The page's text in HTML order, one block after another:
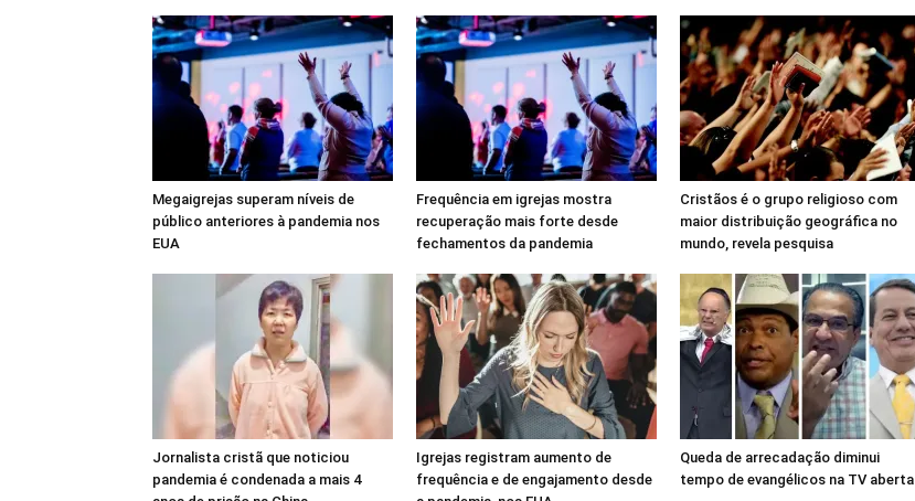
Megaigrejas superam níveis de
público anteriores à pandemia nos
EUA
Frequência em igrejas mostra
recuperação mais forte desde
fechamentos da pandemia
Cristãos é o grupo religioso com
maior distribuição geográfica no
mundo, revela pesquisa
Jornalista cristã que noticiou
pandemia é condenada a mais 4
Igrejas registram aumento de
frequência e de engajamento desde
Queda de arrecadação diminui
tempo de evangélicos na TV aberta